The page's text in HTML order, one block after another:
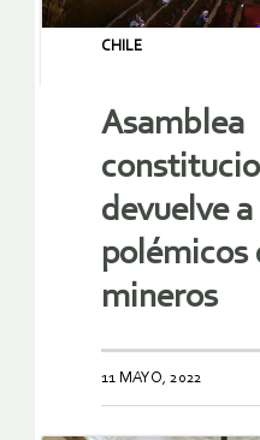
CHILE
Asamblea
devuelve
polémicos
mineros
11 MAYO, 2022